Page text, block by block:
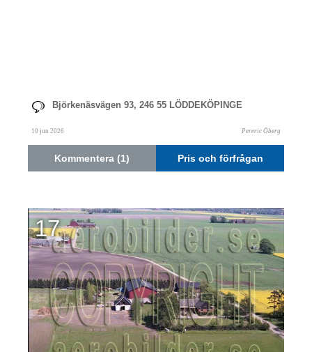
Björkenäsvägen 93, 246 55 LÖDDEKÖPINGE
10 jun 2026 Pereric Öberg
Kommentera (1) Pris och förfrågan
17